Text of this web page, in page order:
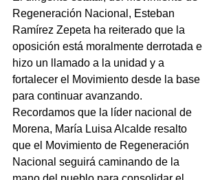
Regeneración Nacional, Esteban
Ramírez Zepeta ha reiterado que la
oposición está moralmente derrotada e
hizo un llamado a la unidad y a
fortalecer el Movimiento desde la base
para continuar avanzando.
Recordamos que la líder nacional de
Morena, María Luisa Alcalde resalto
que el Movimiento de Regeneración
Nacional seguirá caminando de la